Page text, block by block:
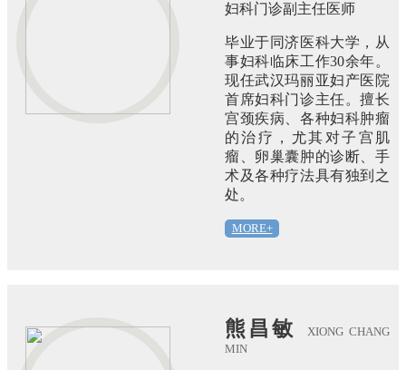
妇科门诊副主任医师
毕业于同济医科大学，从
事妇科临床工作30余年。
现任武汉玛丽亚妇产医院
首席妇科门诊主任。擅长
宫颈疾病、各种妇科肿瘤
的治疗，尤其对子宫肌
瘤、卵巢囊肿的诊断、手
术及各种疗法具有独到之
处。
MORE+
熊昌敏
XIONG CHANG
MIN